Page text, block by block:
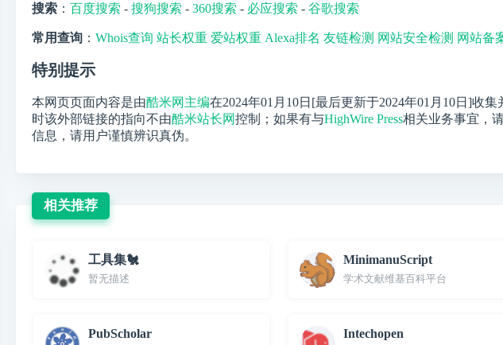
搜索 ： 百度搜索 - 搜狗搜索 - 360搜索 - 必应搜索 - 谷歌搜索
常用查询 ： Whois查询 站长权重 爱站权重 Alexa排名 友链检测 网站安全检测 网站备
特别提示
本网页页面内容是由酷米网主编在2024年01月10日[最后更新于2024年01月10日]收集
时该外部链接的指向不由酷米站长网控制；如果有与HighWire Press相关业务事宜，
信息，请用户谨慎辨识真伪。
相关推荐
工具集🐔
暂无描述
MinimanuScript
学术文献维基百科平台
PubScholar Intechopen